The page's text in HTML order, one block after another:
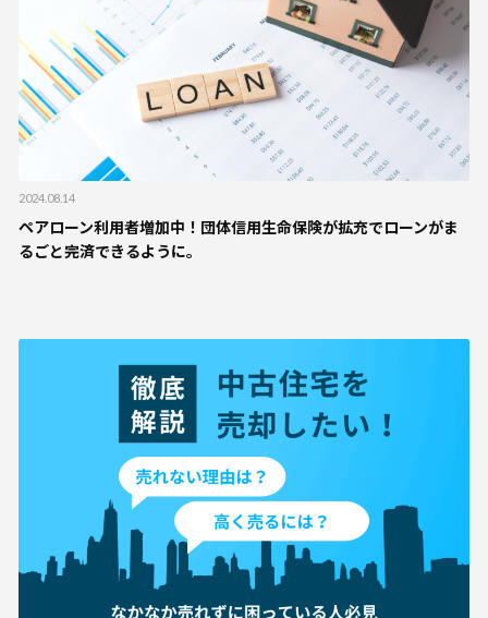
2024.08.14
ペアローン利用者増加中！団体信用生命保険が拡充でローンがま
るごと完済できるように。